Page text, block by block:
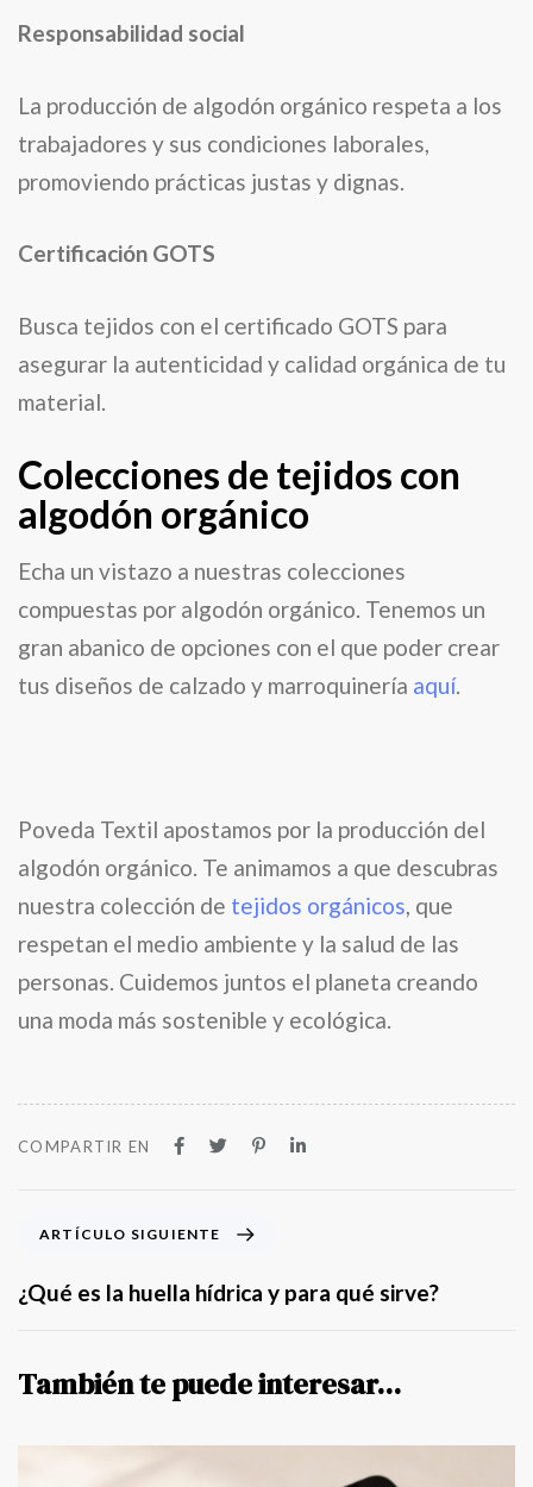
Responsabilidad social
La producción de algodón orgánico respeta a los
trabajadores y sus condiciones laborales,
promoviendo prácticas justas y dignas.
Certificación GOTS
Busca tejidos con el certificado GOTS para
asegurar la autenticidad y calidad orgánica de tu
material.
Colecciones de tejidos con
algodón orgánico
Echa un vistazo a nuestras colecciones
compuestas por algodón orgánico. Tenemos un
gran abanico de opciones con el que poder crear
tus diseños de calzado y marroquinería aquí.
Poveda Textil apostamos por la producción del
algodón orgánico. Te animamos a que descubras
nuestra colección de tejidos orgánicos, que
respetan el medio ambiente y la salud de las
personas. Cuidemos juntos el planeta creando
una moda más sostenible y ecológica.
COMPARTIR EN
í
S
ARTÍCULO SIGUIENTE
¿Qué es la huella hídrica y para qué sirve?
También te puede interesar...